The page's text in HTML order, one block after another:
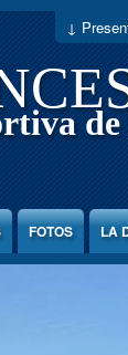
↓
FOTOS LA